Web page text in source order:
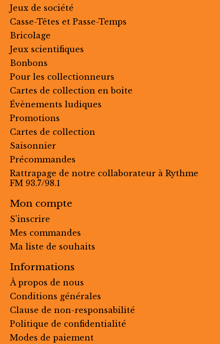
Jeux de société
Casse-Têtes et Passe-Temps
Bricolage
Jeux scientifiques
Bonbons
Pour les collectionneurs
Cartes de collection en boite
Évènements ludiques
Promotions
Cartes de collection
Saisonnier
Précommandes
Rattrapage de notre collaborateur à Rythme
FM 93.7/98.1
Mon compte
S'inscrire
Mes commandes
Ma liste de souhaits
Informations
À propos de nous
Conditions générales
Clause de non-responsabilité
Politique de confidentialité
Modes de paiement